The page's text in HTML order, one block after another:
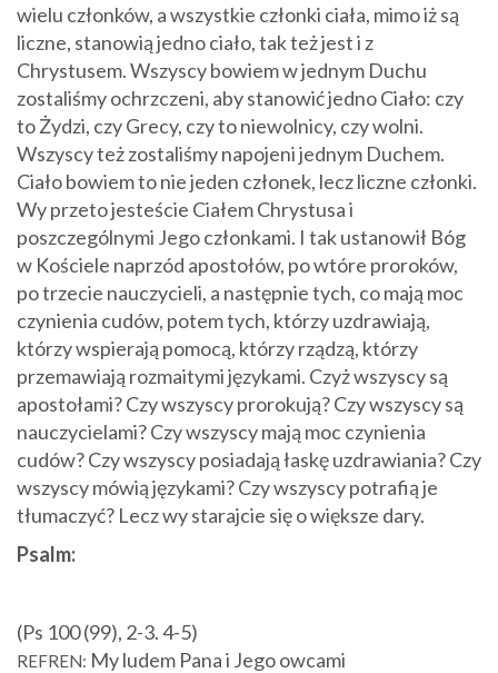
wielu członków, a wszystkie członki ciała, mimo iż są
liczne, stanowią jedno ciało, tak też jest i z
Chrystusem. Wszyscy bowiem w jednym Duchu
zostaliśmy ochrzczeni, aby stanowić jedno Ciało: czy
to Żydzi, czy Grecy, czy to niewolnicy, czy wolni.
Wszyscy też zostaliśmy napojeni jednym Duchem.
Ciało bowiem to nie jeden członek, lecz liczne członki.
Wy przeto jesteście Ciałem Chrystusa i
poszczególnymi Jego członkami. I tak ustanowił Bóg
w Kościele naprzód apostołów, po wtóre proroków,
po trzecie nauczycieli, a następnie tych, co mają moc
czynienia cudów, potem tych, którzy uzdrawiają,
którzy wspierają pomocą, którzy rządzą, którzy
przemawiają rozmaitymi językami. Czyż wszyscy są
apostołami? Czy wszyscy prorokują? Czy wszyscy są
nauczycielami? Czy wszyscy mają moc czynienia
cudów? Czy wszyscy posiadają łaskę uzdrawiania? Czy
wszyscy mówią językami? Czy wszyscy potrafią je
tłumaczyć? Lecz wy starajcie się o większe dary.
Psalm:
(Ps 100 (99), 2-3. 4-5)
REFREN: My ludem Pana i Jego owcami